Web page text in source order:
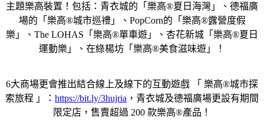
主題樂高裝置！包括：青衣城的「樂高®夏日海灣」、德福廣
場的「樂高®城市巡禮」、PopCorn的「樂高®露營度假
樂」、The LOHAS「樂高®單車遊」、杏花新城「樂高®夏日
運動樂」、在綠楊坊「樂高®美食滋味遊」！
6大商場更會推出結合線上及線下的互動遊戲 「 樂高®城市探
索旅程 」： https://bit.ly/3hujria ，青衣城及德福廣場更設有期間
限定店，售賣超過 200 款樂高®產品！